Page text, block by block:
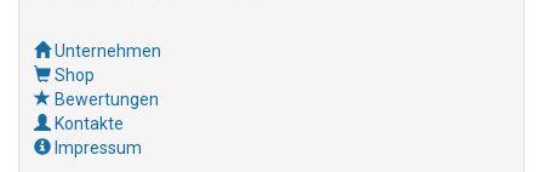
Unternehmen
Shop
Bewertungen
Kontakte
Impressum